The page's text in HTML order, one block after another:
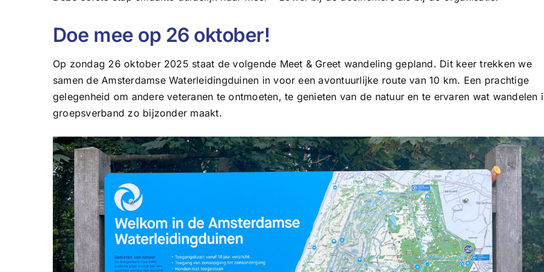
Doe mee op 26 oktober!
Op zondag 26 oktober 2025 staat de volgende Meet & Greet wandeling gepland. Dit keer trekken we
samen de Amsterdamse Waterleidingduinen in voor een avontuurlijke route van 10 km. Een prachtige
gelegenheid om andere veteranen te ontmoeten, te genieten van de natuur en te ervaren wat wandelen
groepsverband zo bijzonder maakt.